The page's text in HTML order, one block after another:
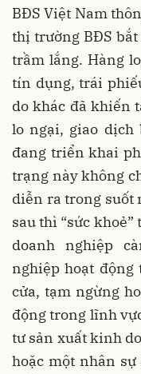
BĐS Việt Nam
thị trường BĐS
trầm lắng. Hàng
tín dụng, trái
do khác đã khiến
lo ngại, giao
đang triển khai
trạng này không
diễn ra trong suốt
sau thì “sức
doanh nghiệp
nghiệp hoạt
cửa, tạm ngừng
động trong lĩnh
tư sản xuất kinh
hoặc một nhân